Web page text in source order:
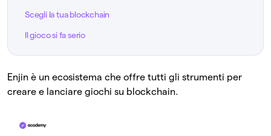
Scegli la tua blockchain
Il gioco si fa serio
Enjin è un ecosistema che offre tutti gli strumenti per
creare e lanciare giochi su blockchain.